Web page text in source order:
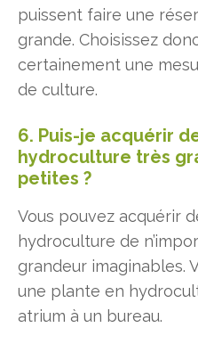
puissent faire une
grande. Choisissez
certainement une
de culture.
6. Puis-je acquérir
hydroculture très
petites ?
Vous pouvez acquérir
hydroculture de
grandeur imaginables.
une plante en
atrium à un bureau.